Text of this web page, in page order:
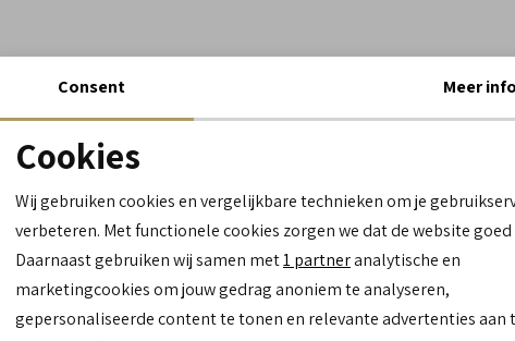
Noodzakelijke cookies
Analytische cookies Marketing cookies
Consent Meer
Cookies
Wij gebruiken cookies en vergelijkbare technieken om je
verbeteren. Met functionele cookies zorgen we dat de website
Daarnaast gebruiken wij samen met1 partneranalytische en
marketingcookies om jouw gedrag anoniem te analyseren,
gepersonaliseerde content te tonen en relevante advertenties aan